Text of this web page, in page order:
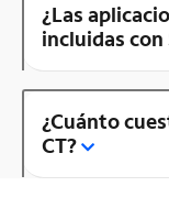
¿Las
incluidas con
¿Cuánto
CT?